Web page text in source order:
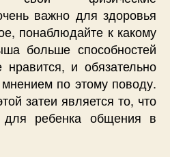
важно для здоровья
понаблюдайте к какому
больше способностей
и обязательно
мнением по этому поводу.
затеи является то, что
ребенка общения в